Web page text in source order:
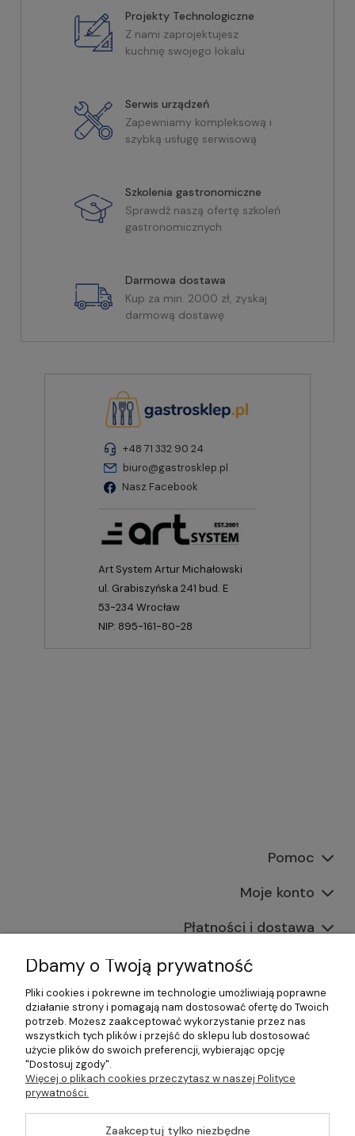
Projekty Technologiczne
Z nami zaprojektujesz
kuchnię swojego lokalu
Serwis urządzeń
Zapewniamy kompleksową i
szybką usługę serwisową
Szkolenia gastronomiczne
Sprawdź naszą ofertę szkoleń
gastronomicznych
Darmowa dostawa
Kup za min. 2000 zł, zyskaj
darmową dostawę
+48 71 332 90 24
biuro@gastrosklep.pl
Nasz Facebook
Art System Artur Michałowski
ul. Grabiszyńska 241 bud. E
53-234 Wrocław
NIP: 895-161-80-28
Pomoc
Moje konto
Płatności i dostawa
Informacje
O nas
©2026 Wszelkie Prawa Zastrzeżone | Gastrosklep |
Wyposażenie gastronomii, restauracji oraz barów
Szablon Master byEcommercy
Dbamy o Twoją prywatność
Pliki cookies i pokrewne im technologie umożliwiają poprawne
działanie strony i pomagają nam dostosować ofertę do Twoich
potrzeb. Możesz zaakceptować wykorzystanie przez nas
wszystkich tych plików i przejść do sklepu lub dostosować
użycie plików do swoich preferencji, wybierając opcję
"Dostosuj zgody".
Więcej o plikach cookies przeczytasz w naszej Polityce
prywatności.
Zaakceptuj tylko niezbędne